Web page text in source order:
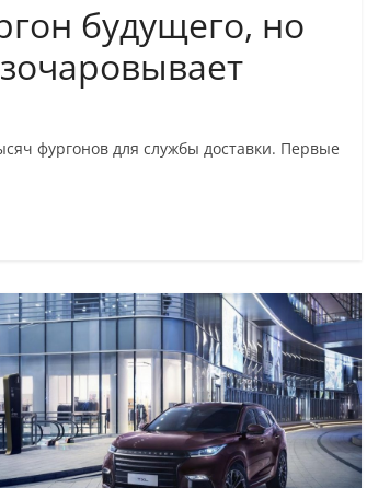
будущего, но
фургонов для службы доставки. Первые